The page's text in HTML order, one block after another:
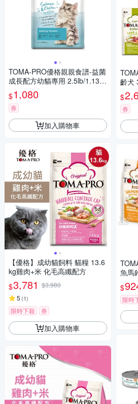
TOMA-PRO優格親親食譜-益菌
成長配方幼貓專用 2.5lb/1.13kg
x 2入組
$1,080
券
加入購物車
【優格】成幼貓飼料 貓糧 13.6
kg雞肉+米 化毛高纖配方
$3,781 $3,980
5 (1)
限時下殺 券
加入購物車
齡犬
高適
$
券
魚馬
2包
$
限時